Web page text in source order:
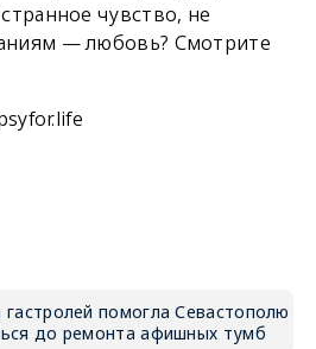
чувство, не
— любовь? Смотрите
помогла Севастополю
до ремонта афишных тумб